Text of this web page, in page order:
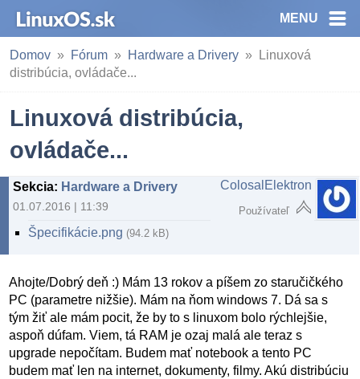
MENU
Domov Fórum Hardware a Drivery
Linuxová
distribúcia, ovládače...
Linuxová distribúcia,
ovládače...
Sekcia: Hardware a Drivery
01.07.2016 | 11:39
ColosalElektron
Používateľ
Špecifikácie.png (94.2 kB)
Ahojte/Dobrý deň :) Mám 13 rokov a píšem zo staručičkého
PC (parametre nižšie). Mám na ňom windows 7. Dá sa s
tým žiť ale mám pocit, že by to s linuxom bolo rýchlejšie,
aspoň dúfam. Viem, tá RAM je ozaj malá ale teraz s
upgrade nepočítam. Budem mať notebook a tento PC
budem mať len na internet, dokumenty, filmy. Akú distribúciu